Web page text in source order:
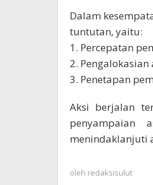
Dalam
tuntutan, yaitu:
1. Percepatan
2.
3. Penetapan
Aksi berjalan
penyampaian
menindaklanjuti
oleh redaksisulut